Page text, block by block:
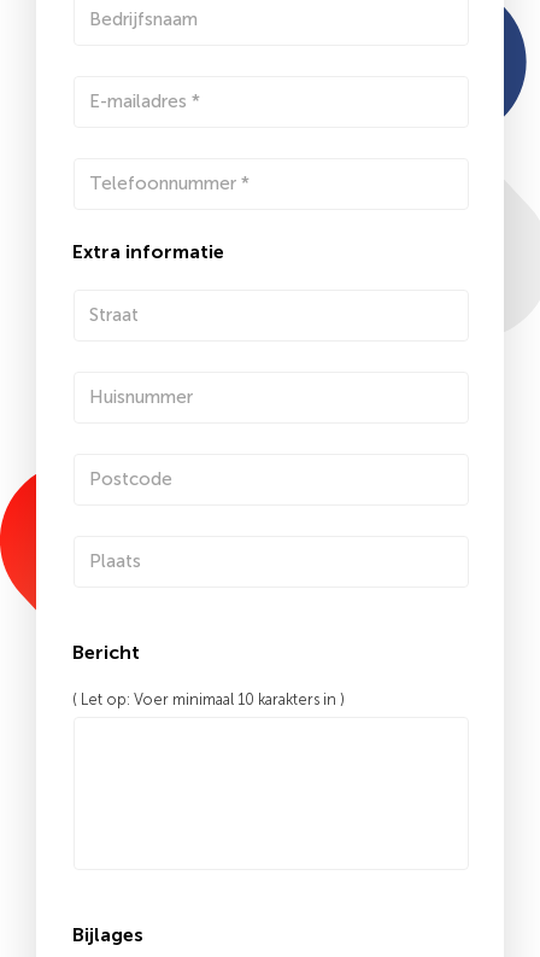
Extra informatie
Bericht
( Let op: Voer minimaal 10 karakters in )
Bijlages